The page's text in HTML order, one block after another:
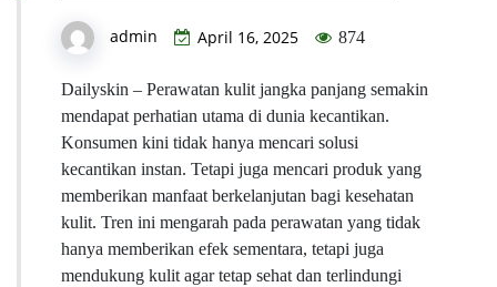
admin April 16, 2025 874
Dailyskin – Perawatan kulit jangka panjang semakin
mendapat perhatian utama di dunia kecantikan.
Konsumen kini tidak hanya mencari solusi
kecantikan instan. Tetapi juga mencari produk yang
memberikan manfaat berkelanjutan bagi kesehatan
kulit. Tren ini mengarah pada perawatan yang tidak
hanya memberikan efek sementara, tetapi juga
mendukung kulit agar tetap sehat dan terlindungi